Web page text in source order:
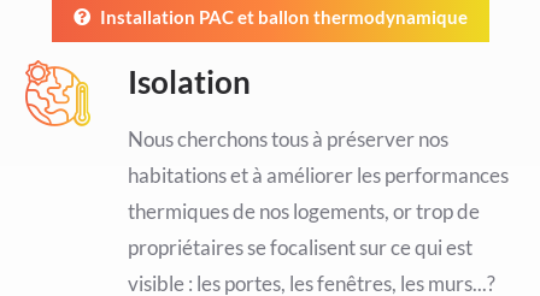
Installation PAC et ballon thermodynamique
Isolation
Nous cherchons tous à préserver nos
habitations et à améliorer les performances
thermiques de nos logements, or trop de
propriétaires se focalisent sur ce qui est
visible : les portes, les fenêtres, les murs...?